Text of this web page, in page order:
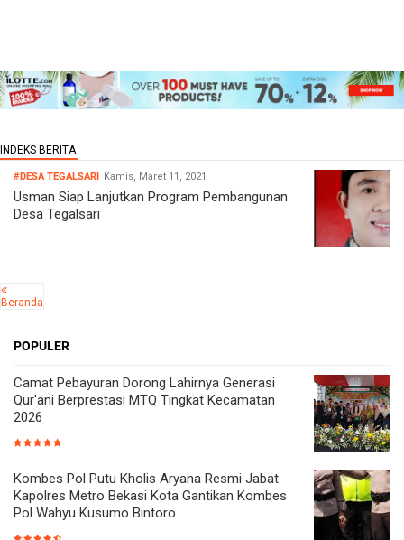
#DESA TEGALSARI Kamis, Maret 11, 2021
Usman Siap Lanjutkan Program Pembangunan
Desa Tegalsari
Beranda
POPULER
Camat Pebayuran Dorong Lahirnya Generasi
Qur'ani Berprestasi MTQ Tingkat Kecamatan
2026
Kombes Pol Putu Kholis Aryana Resmi Jabat
Kapolres Metro Bekasi Kota Gantikan Kombes
Pol Wahyu Kusumo Bintoro